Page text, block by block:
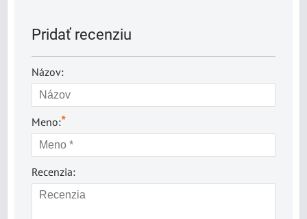
Pridať recenziu
Názov:
Meno:*
Recenzia: